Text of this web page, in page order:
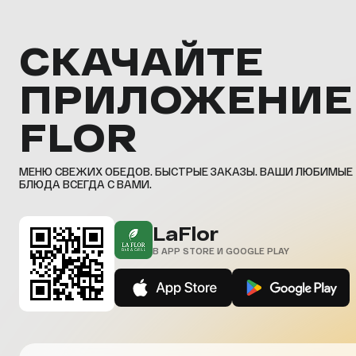
СКАЧАЙТЕ
ПРИЛОЖЕНИЕ
FLOR
МЕНЮ СВЕЖИХ ОБЕДОВ. БЫСТРЫЕ ЗАКАЗЫ. ВАШИ ЛЮБИМЫЕ
БЛЮДА ВСЕГДА С ВАМИ.
LaFlor
В APP STORE И GOOGLE PLAY